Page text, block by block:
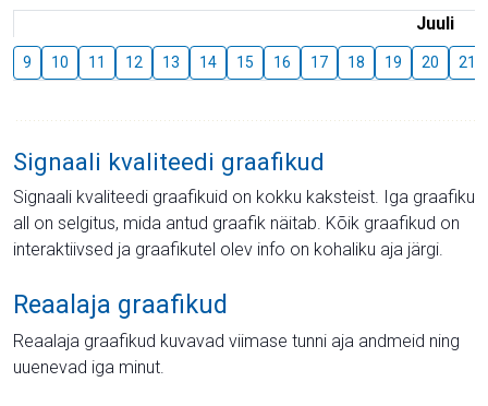
Juuli
9 10 11 12 13 14 15 16 17 18 19 20 21
Signaali kvaliteedi graafikud
Signaali kvaliteedi graafikuid on kokku kaksteist. Iga graafiku
all on selgitus, mida antud graafik näitab. Kõik graafikud on
interaktiivsed ja graafikutel olev info on kohaliku aja järgi.
Reaalaja graafikud
Reaalaja graafikud kuvavad viimase tunni aja andmeid ning
uuenevad iga minut.